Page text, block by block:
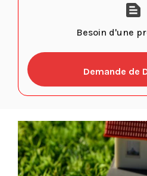
text_snippet
Besoin d'une
Demande de